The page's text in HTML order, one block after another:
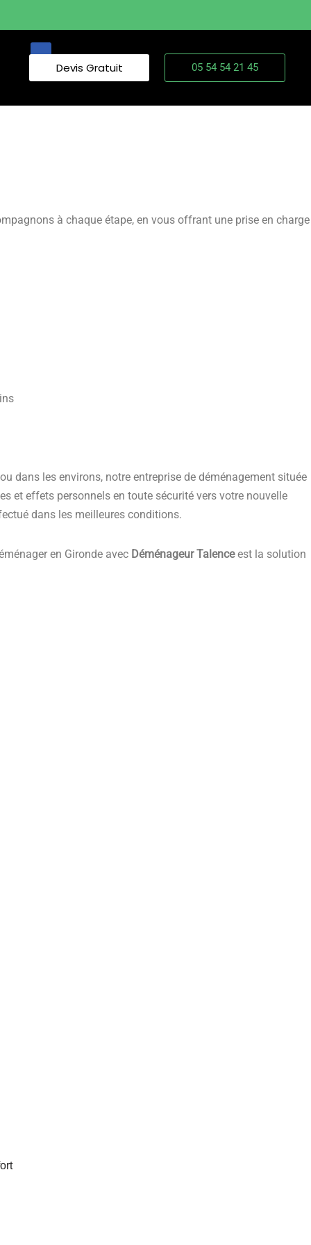
Devis Gratuit 05 54 54 21 45
à chaque étape, en vous offrant une prise en charge
dans les environs, notre entreprise de déménagement située
et effets personnels en toute sécurité vers votre nouvelle
dans les meilleures conditions.
en Gironde avec Déménageur Talenceest la solution